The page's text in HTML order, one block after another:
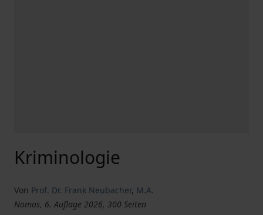
Kriminologie
Von Prof. Dr. Frank Neubacher, M.A.
Nomos, 6. Auflage 2026, 300 Seiten